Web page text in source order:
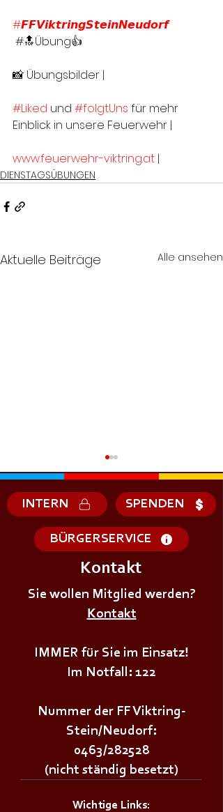
#𝙁𝙁𝙑𝙞𝙠𝙩𝙧𝙞𝙣𝙜𝙎𝙩𝙚𝙞𝙣𝙉𝙚𝙪𝙙𝙤𝙧𝙛
#🔝Übung👍
📸 Übungsbilder |
#Liked und #folgtUns für mehr
Einblick in unsere Feuerwehr |
www.feuerwehr-viktring.at |
DIENSTAGSÜBUNGEN
Aktuelle Beiträge Alle ansehen
+++𝗗𝗜𝗘𝗡𝗦𝗧𝗔𝗚𝗦Ü𝗕𝗨𝗡𝗚+++
INTERN SPENDEN
BÜRGERSERVICE
Kontakt
Sie wollen Mitglied werden?
Kontakt
IMMER für Sie im Einsatz!
Im Notfall: 122
Nummer der FF Viktring-
Stein/Neudorf:
0463/282528
(nicht ständig besetzt)
Wichtige Links: